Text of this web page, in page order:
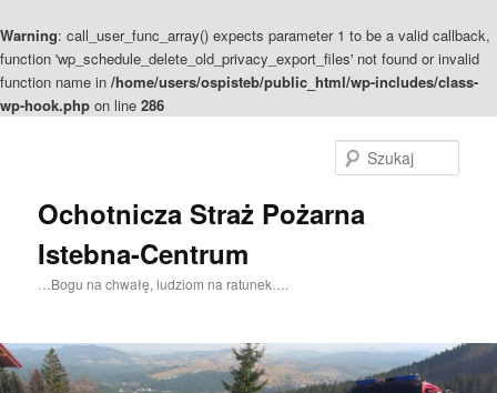
Warning: call_user_func_array() expects parameter 1 to be a valid callback,
function 'wp_schedule_delete_old_privacy_export_files' not found or invalid
function name in /home/users/ospisteb/public_html/wp-includes/class-
wp-hook.php on line 286
Ochotnicza Straż Pożarna
Istebna-Centrum
…Bogu na chwałę, ludziom na ratunek….